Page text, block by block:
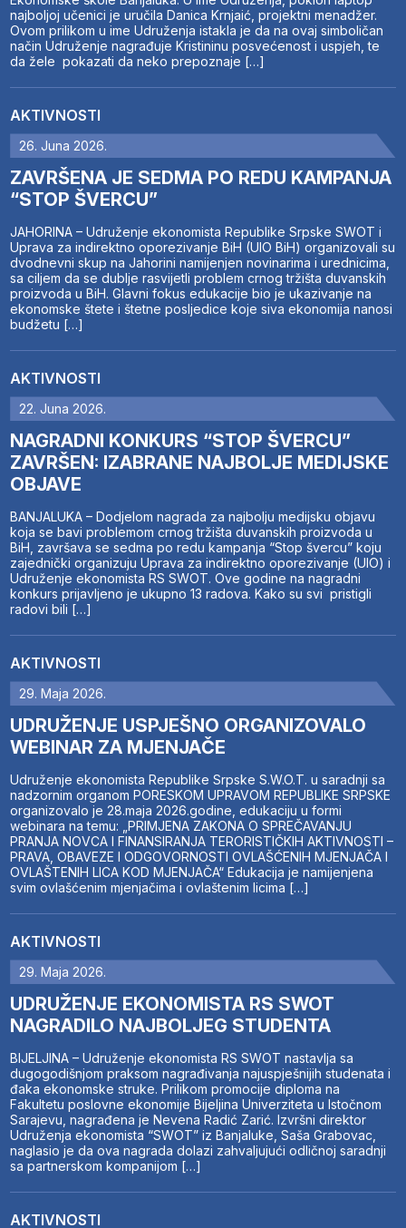
najboljoj učenici je uručila Danica Krnjaić, projektni menadžer.
Ovom prilikom u ime Udruženja istakla je da na ovaj simboličan
način Udruženje nagrađuje Kristininu posvećenost i uspjeh, te
da žele pokazati da neko prepoznaje […]
AKTIVNOSTI
26. Juna 2026.
ZAVRŠENA JE SEDMA PO REDU KAMPANJA
“STOP ŠVERCU”
JAHORINA – Udruženje ekonomista Republike Srpske SWOT i
Uprava za indirektno oporezivanje BiH (UIO BiH) organizovali su
dvodnevni skup na Jahorini namijenjen novinarima i urednicima,
sa ciljem da se dublje rasvijetli problem crnog tržišta duvanskih
proizvoda u BiH. Glavni fokus edukacije bio je ukazivanje na
ekonomske štete i štetne posljedice koje siva ekonomija nanosi
budžetu […]
AKTIVNOSTI
22. Juna 2026.
NAGRADNI KONKURS “STOP ŠVERCU”
ZAVRŠEN: IZABRANE NAJBOLJE MEDIJSKE
OBJAVE
BANJALUKA – Dodjelom nagrada za najbolju medijsku objavu
koja se bavi problemom crnog tržišta duvanskih proizvoda u
BiH, završava se sedma po redu kampanja “Stop švercu” koju
zajednički organizuju Uprava za indirektno oporezivanje (UIO) i
Udruženje ekonomista RS SWOT. Ove godine na nagradni
konkurs prijavljeno je ukupno 13 radova. Kako su svi pristigli
radovi bili […]
AKTIVNOSTI
29. Maja 2026.
UDRUŽENJE USPJEŠNO ORGANIZOVALO
WEBINAR ZA MJENJAČE
Udruženje ekonomista Republike Srpske S.W.O.T. u saradnji sa
nadzornim organom PORESKOM UPRAVOM REPUBLIKE SRPSKE
organizovalo je 28.maja 2026.godine, edukaciju u formi
webinara na temu: „PRIMJENA ZAKONA O SPREČAVANJU
PRANJA NOVCA I FINANSIRANJA TERORISTIČKIH AKTIVNOSTI –
PRAVA, OBAVEZE I ODGOVORNOSTI OVLAŠĆENIH MJENJAČA I
OVLAŠTENIH LICA KOD MJENJAČA“ Edukacija je namijenjena
svim ovlašćenim mjenjačima i ovlaštenim licima […]
AKTIVNOSTI
29. Maja 2026.
UDRUŽENJE EKONOMISTA RS SWOT
NAGRADILO NAJBOLJEG STUDENTA
BIJELJINA – Udruženje ekonomista RS SWOT nastavlja sa
dugogodišnjom praksom nagrađivanja najuspješnijih studenata i
đaka ekonomske struke. Prilikom promocije diploma na
Fakultetu poslovne ekonomije Bijeljina Univerziteta u Istočnom
Sarajevu, nagrađena je Nevena Radić Zarić. Izvršni direktor
Udruženja ekonomista “SWOT” iz Banjaluke, Saša Grabovac,
naglasio je da ova nagrada dolazi zahvaljujući odličnoj saradnji
sa partnerskom kompanijom […]
AKTIVNOSTI